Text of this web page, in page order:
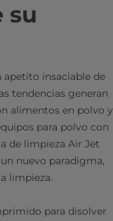
su
apetito insaciable de
tendencias generan
alimentos en polvo y
para polvo con
de limpieza Air Jet
nuevo paradigma,
limpieza.
para disolver